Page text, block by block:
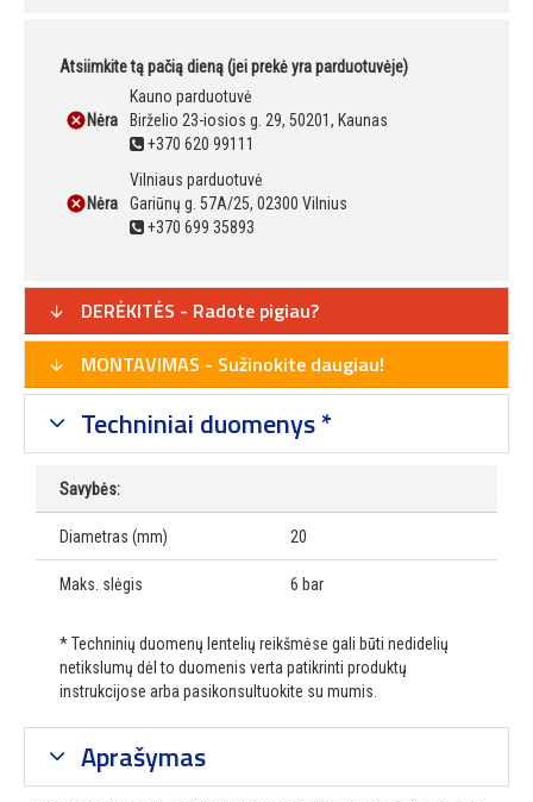
Atsiimkite tą pačią dieną (jei prekė yra parduotuvėje)
Nėra
Kauno parduotuvė
Birželio 23-iosios g. 29, 50201, Kaunas
+370 620 99111
Nėra
Vilniaus parduotuvė
Gariūnų g. 57A/25, 02300 Vilnius
+370 699 35893
DERĖKITĖS - Radote pigiau?
MONTAVIMAS - Sužinokite daugiau!
Techniniai duomenys *
Savybės:
Diametras (mm) 20
Maks. slėgis 6 bar
* Techninių duomenų lentelių reikšmėse gali būti nedidelių
netikslumų dėl to duomenis verta patikrinti produktų
instrukcijose arba pasikonsultuokite su mumis.
Aprašymas